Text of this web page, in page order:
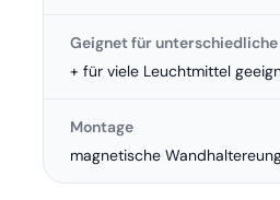
Geignet für
+ für viele Leuchtmittel
Montage
magnetische